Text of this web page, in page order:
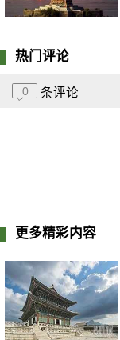
热门评论
0 条评论
更多精彩内容